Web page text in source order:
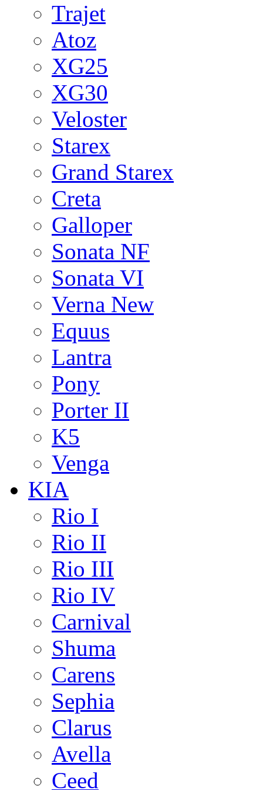
Trajet
Atoz
XG25
XG30
Veloster
Starex
Grand Starex
Creta
Galloper
Sonata NF
Sonata VI
Verna New
Equus
Lantra
Pony
Porter II
K5
Venga
KIA
Rio I
Rio II
Rio III
Rio IV
Carnival
Shuma
Carens
Sephia
Clarus
Avella
Ceed